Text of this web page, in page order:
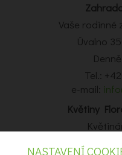
Vaše rodinné
Úvalno
Tel.:
e-mail:
Květiny
Obchodní centrum
NASTAVENÍ